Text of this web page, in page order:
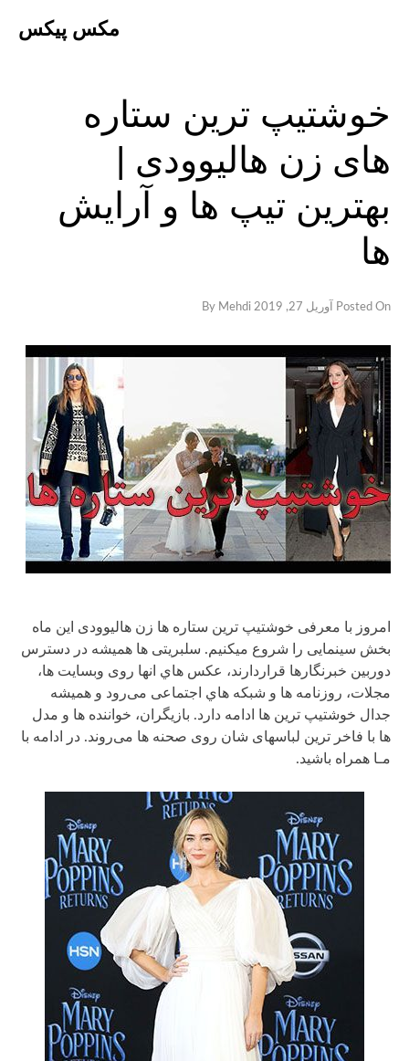
مکس پیکس
خوشتیپ ترین ستاره
های زن هالیوودی |
بهترین تیپ ها و آرایش
ها
Posted On آوریل 27, 2019 Mehdi
امروز با معرفی خوشتیپ ترین ستاره ها زن هالیوودی این ماه
بخش سینمایی را شروع میکنیم. سلبریتی ها همیشه در دسترس
دوربین خبرنگارها قراردارند، عکس هاي انها روی وبسایت ها،
مجلات، روزنامه ها و شبکه هاي اجتماعی می‌رود و همیشه
جدال خوشتیپ ترین ها ادامه دارد. بازیگران، خواننده ها و مدل
ها با فاخر ترین لباسهای شان روی صحنه ها می‌روند. در ادامه با
مـا همراه باشید.